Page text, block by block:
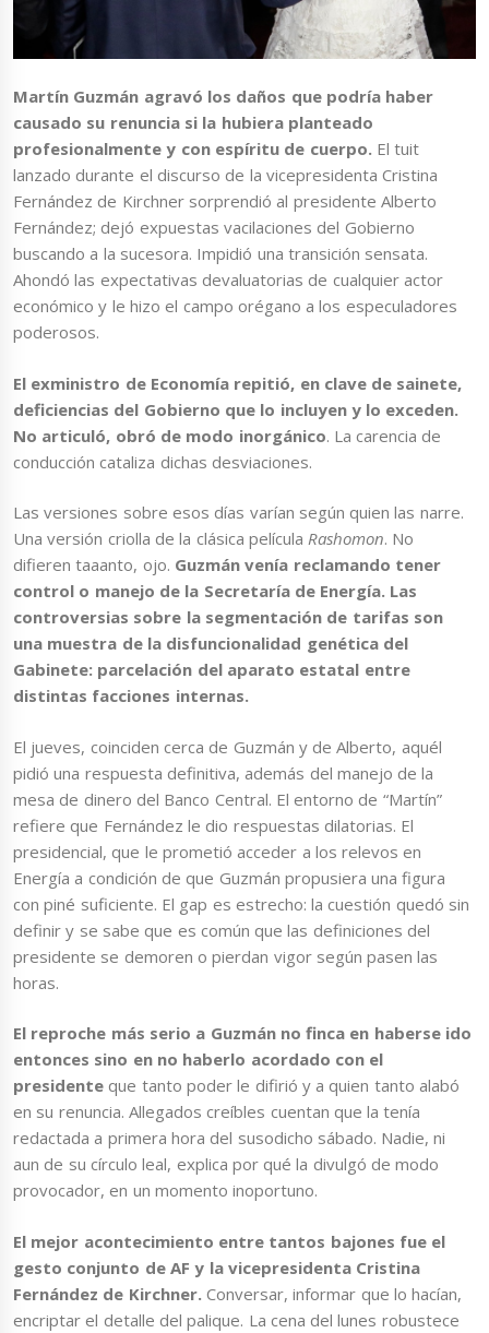
Martín Guzmán agravó los daños que podría haber
causado su renuncia si la hubiera planteado
profesionalmente y con espíritu de cuerpo. El tuit
lanzado durante el discurso de la vicepresidenta Cristina
Fernández de Kirchner sorprendió al presidente Alberto
Fernández; dejó expuestas vacilaciones del Gobierno
buscando a la sucesora. Impidió una transición sensata.
Ahondó las expectativas devaluatorias de cualquier actor
económico y le hizo el campo orégano a los especuladores
poderosos.
El exministro de Economía repitió, en clave de sainete,
deficiencias del Gobierno que lo incluyen y lo exceden.
No articuló, obró de modo inorgánico. La carencia de
conducción cataliza dichas desviaciones.
Las versiones sobre esos días varían según quien las narre.
Una versión criolla de la clásica películaRashomon. No
difieren taaanto, ojo. Guzmán venía reclamando tener
control o manejo de la Secretaría de Energía. Las
controversias sobre la segmentación de tarifas son
una muestra de la disfuncionalidad genética del
Gabinete: parcelación del aparato estatal entre
distintas facciones internas.
El jueves, coinciden cerca de Guzmán y de Alberto, aquél
pidió una respuesta definitiva, además del manejo de la
mesa de dinero del Banco Central. El entorno de “Martín”
refiere que Fernández le dio respuestas dilatorias. El
presidencial, que le prometió acceder a los relevos en
Energía a condición de que Guzmán propusiera una figura
con piné suficiente. El gap es estrecho: la cuestión quedó sin
definir y se sabe que es común que las definiciones del
presidente se demoren o pierdan vigor según pasen las
horas.
El reproche más serio a Guzmán no finca en haberse ido
entonces sino en no haberlo acordado con el
presidenteque tanto poder le difirió y a quien tanto alabó
en su renuncia. Allegados creíbles cuentan que la tenía
redactada a primera hora del susodicho sábado. Nadie, ni
aun de su círculo leal, explica por qué la divulgó de modo
provocador, en un momento inoportuno.
El mejor acontecimiento entre tantos bajones fue el
gesto conjunto de AF y la vicepresidenta Cristina
Fernández de Kirchner. Conversar, informar que lo hacían,
encriptar el detalle del palique. La cena del lunes robustece